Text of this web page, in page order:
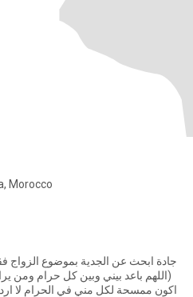
Morocco
جادة ابحث عن الجدية بموضوع الزواج
(اللهم باعد بيني وبين كل حرام ومن
اكون